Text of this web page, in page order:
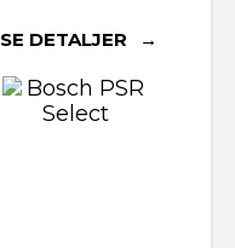
SE DETALJER